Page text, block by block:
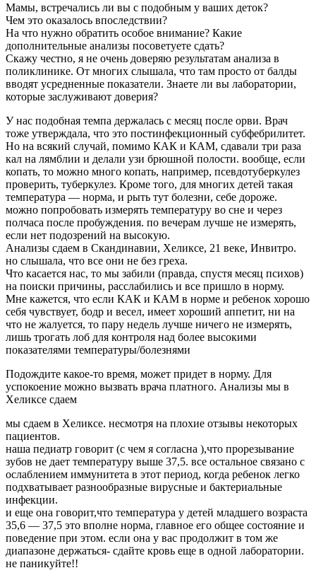
Мамы, встречались ли вы с подобным у ваших деток?
Чем это оказалось впоследствии?
На что нужно обратить особое внимание? Какие
дополнительные анализы посоветуете сдать?
Скажу честно, я не очень доверяю результатам анализа в
поликлинике. От многих слышала, что там просто от балды
вводят усредненные показатели. Знаете ли вы лаборатории,
которые заслуживают доверия?
У нас подобная темпа держалась с месяц после орви. Врач
тоже утверждала, что это постинфекционный субфебрилитет.
Но на всякий случай, помимо КАК и КАМ, сдавали три раза
кал на лямблии и делали узи брюшной полости. вообще, если
копать, то можно много копать, например, псевдотуберкулез
проверить, туберкулез. Кроме того, для многих детей такая
температура — норма, и рыть тут болезни, себе дороже.
можно попробовать измерять температуру во сне и через
полчаса после пробуждения. по вечерам лучше не измерять,
если нет подозрений на высокую.
Анализы сдаем в Скандинавии, Хеликсе, 21 веке, Инвитро.
но слышала, что все они не без греха.
Что касается нас, то мы забили (правда, спустя месяц психов)
на поиски причины, расслабились и все пришло в норму.
Мне кажется, что если КАК и КАМ в норме и ребенок хорошо
себя чувствует, бодр и весел, имеет хороший аппетит, ни на
что не жалуется, то пару недель лучше ничего не измерять,
лишь трогать лоб для контроля над более высокими
показателями температуры/болезнями
Подождите какое-то время, может придет в норму. Для
успокоение можно вызвать врача платного. Анализы мы в
Хеликсе сдаем
мы сдаем в Хеликсе. несмотря на плохие отзывы некоторых
пациентов.
наша педиатр говорит (с чем я согласна ),что прорезывание
зубов не дает температуру выше 37,5. все остальное связано с
ослаблением иммунитета в этот период, когда ребенок легко
подхватывает разнообразные вирусные и бактериальные
инфекции.
и еще она говорит,что температура у детей младшего возраста
35,6 — 37,5 это вполне норма, главное его общее состояние и
поведение при этом. если она у вас продолжит в том же
диапазоне держаться- сдайте кровь еще в одной лаборатории.
не паникуйте!!